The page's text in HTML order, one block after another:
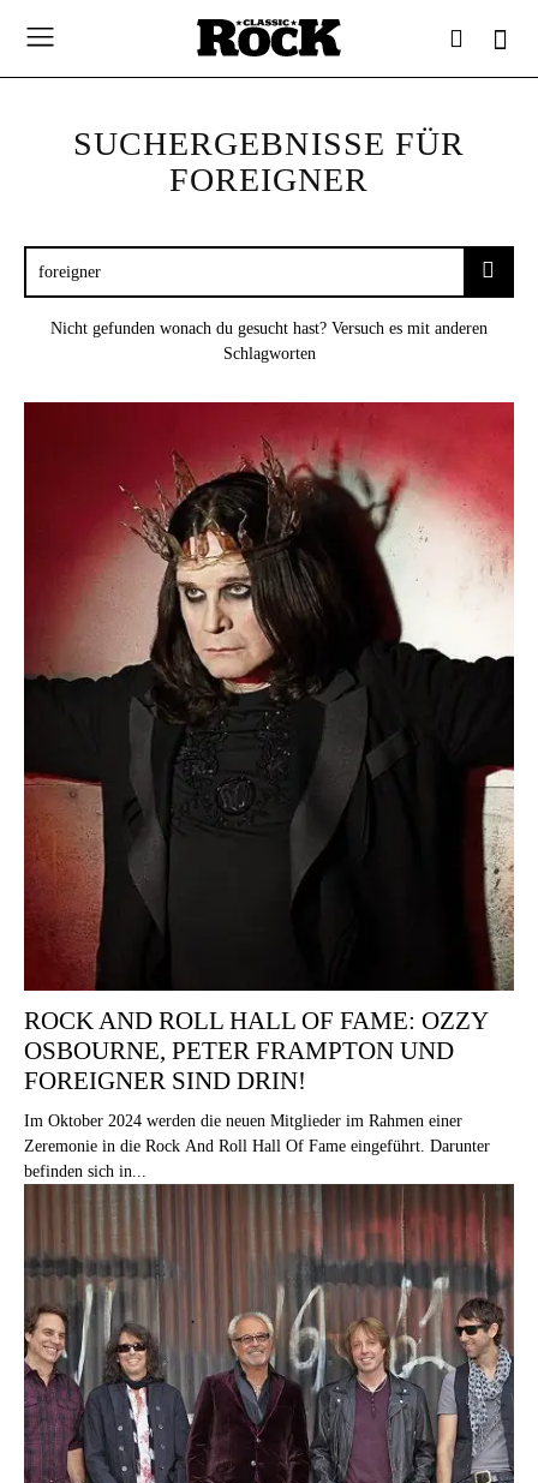
SUCHERGEBNISSE FÜR
FOREIGNER
Nicht gefunden wonach du gesucht hast? Versuch es mit anderen
Schlagworten
ROCK AND ROLL HALL OF FAME: OZZY
OSBOURNE, PETER FRAMPTON UND
FOREIGNER SIND DRIN!
Im Oktober 2024 werden die neuen Mitglieder im Rahmen einer
Zeremonie in die Rock And Roll Hall Of Fame eingeführt. Darunter
befinden sich in...